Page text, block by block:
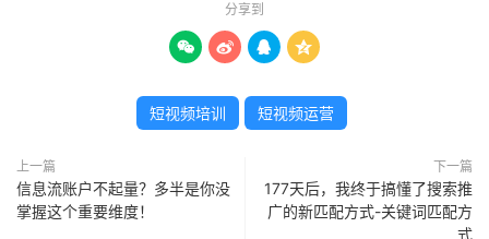
分享到
   
短视频培训 短视频运营
上一篇
信息流账户不起量？多半是你没
掌握这个重要维度！
下一篇
177天后，我终于搞懂了搜索推
广的新匹配方式-关键词匹配方
式